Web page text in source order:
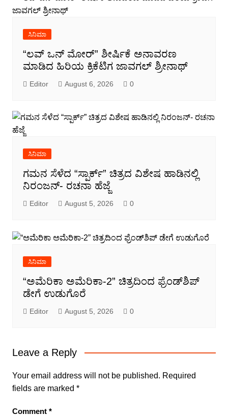
ಸಿನಿಮಾ
“ಲವ್ ಒನ್ ಮೋರ್” ಶೀರ್ಷಿಕೆ ಅನಾವರಣ
ಮಾಡಿದ ಹಿರಿಯ ಕ್ರಿಕೆಟಿಗ ಜಾವಗಲ್ ಶ್ರೀನಾಥ್
Editor August 6, 2026 0
ಸಿನಿಮಾ
ಗಮನ ಸೆಳೆದ “ಸ್ಪಾರ್ಕ್” ಚಿತ್ರದ ವಿಶೇಷ ಹಾಡಿನಲ್ಲಿ
ನಿರಂಜನ್- ರಚನಾ ಹೆಜ್ಜೆ
Editor August 5, 2026 0
ಸಿನಿಮಾ
“ಅಮೆರಿಕಾ ಅಮೆರಿಕಾ-2” ಚಿತ್ರದಿಂದ ಫ್ರೆಂಡ್‍ಶಿಪ್
ಡೇಗೆ ಉಡುಗೊರೆ
Editor August 5, 2026 0
Leave a Reply
Your email address will not be published. Required
fields are marked *
Comment *